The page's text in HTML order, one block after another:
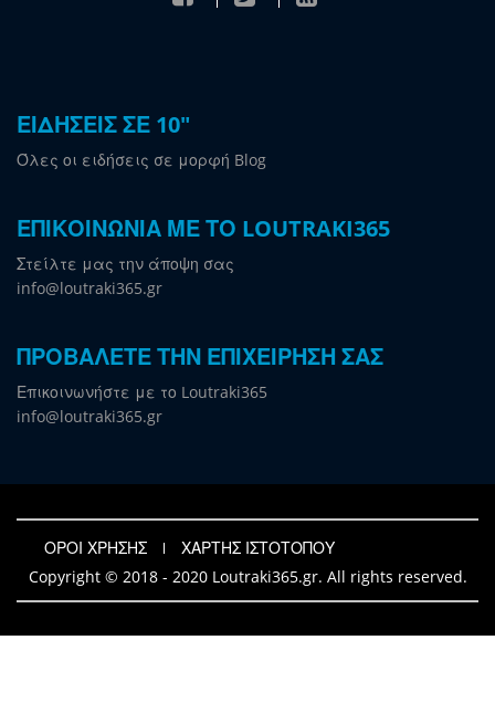
ΕΙΔΗΣΕΙΣ ΣΕ 10"
Όλες οι ειδήσεις σε μορφή Blog
ΕΠΙΚΟΙΝΩΝΙΑ ΜΕ ΤΟ LOUTRAKI365
Στείλτε μας την άποψη σας
info@loutraki365.gr
ΠΡΟΒΑΛΕΤΕ ΤΗΝ ΕΠΙΧΕΙΡΗΣΗ ΣΑΣ
Επικοινωνήστε με το Loutraki365
info@loutraki365.gr
ΟΡΟΙ ΧΡΗΣΗΣ
ΧΑΡΤΗΣ ΙΣΤΟΤΟΠΟΥ
Copyright © 2018 - 2020 Loutraki365.gr. All rights reserved.